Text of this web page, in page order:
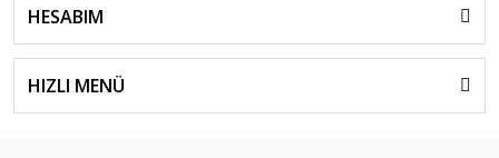
HESABIM
HIZLI MENÜ